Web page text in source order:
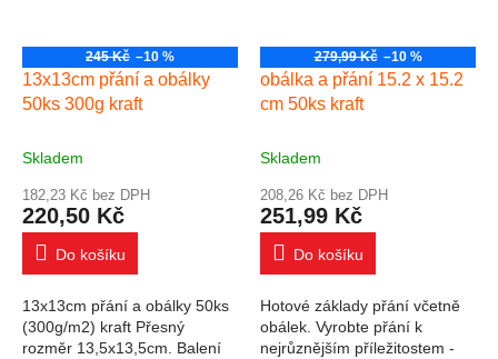
245 Kč –10 %
13x13cm přání a obálky
50ks 300g kraft
Skladem
182,23 Kč bez DPH
220,50 Kč
Do košíku
13x13cm přání a obálky 50ks
(300g/m2) kraft Přesný
rozměr 13,5x13,5cm. Balení
279,99 Kč –10 %
obálka a přání 15.2 x 15.2
cm 50ks kraft
Skladem
208,26 Kč bez DPH
251,99 Kč
Do košíku
Hotové základy přání včetně
obálek. Vyrobte přání k
nejrůznějším příležitostem -